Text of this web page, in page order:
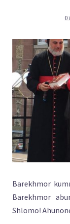
Barekhmor
Barekhmor
Shlomo!